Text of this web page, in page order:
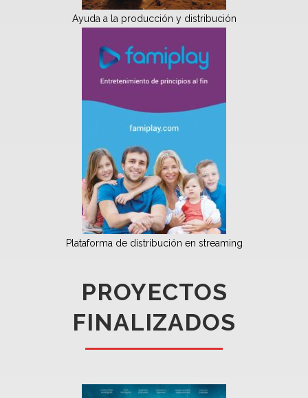
Ayuda a la producción y distribución
Plataforma de distribución en streaming
PROYECTOS
FINALIZADOS